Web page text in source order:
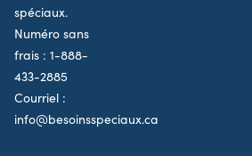
spéciaux.
Numéro sans
frais : 1-888-
433-2885
Courriel :
info@besoinsspeciaux.ca